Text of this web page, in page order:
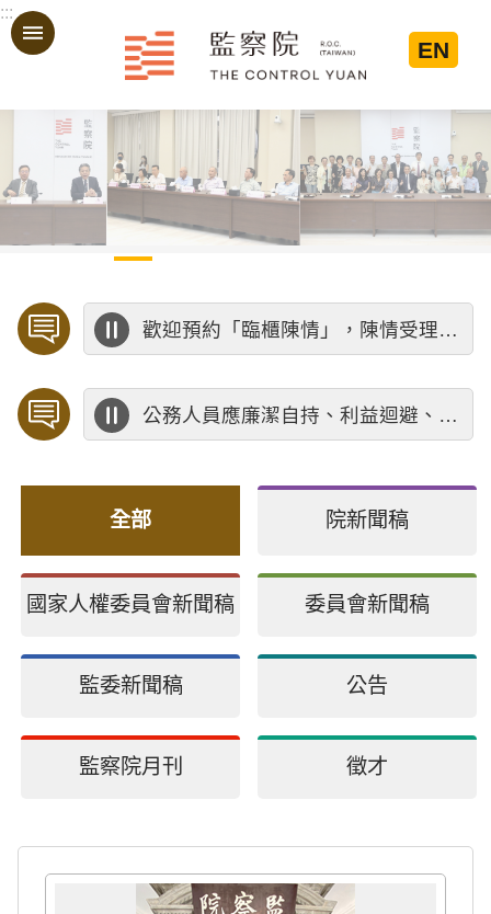
跳到主要內容區塊
:::
EN
歡迎預約「臨櫃陳情」，陳情受理中心將優先排定人員與您接談，釐清案情爭點後收案處理，以節省您的寶貴時間。
公務人員應廉潔自持、利益迴避、依法公正執行公務～考試院公務人員保障暨培訓委員會～
全部 院新聞稿
國家人權委員會新聞稿 委員會新聞稿
監委新聞稿 公告
監察院月刊 徵才